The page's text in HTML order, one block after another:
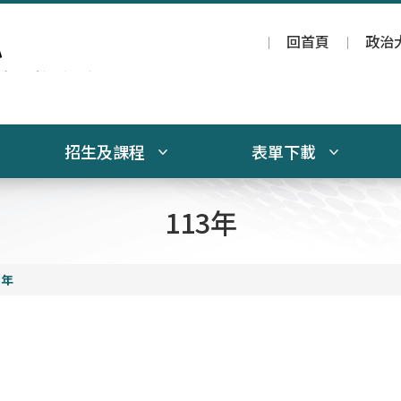
回首頁
政治
招生及課程 表單下載
113年